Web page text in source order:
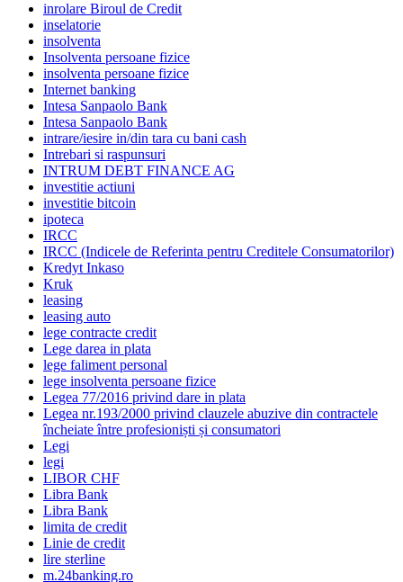
inrolare Biroul de Credit
inselatorie
insolventa
Insolventa persoane fizice
insolventa persoane fizice
Internet banking
Intesa Sanpaolo Bank
Intesa Sanpaolo Bank
intrare/iesire in/din tara cu bani cash
Intrebari si raspunsuri
INTRUM DEBT FINANCE AG
investitie actiuni
investitie bitcoin
ipoteca
IRCC
IRCC (Indicele de Referinta pentru Creditele Consumatorilor)
Kredyt Inkaso
Kruk
leasing
leasing auto
lege contracte credit
Lege darea in plata
lege faliment personal
lege insolventa persoane fizice
Legea 77/2016 privind dare in plata
Legea nr.193/2000 privind clauzele abuzive din contractele
încheiate între profesioniști și consumatori
Legi
legi
LIBOR CHF
Libra Bank
Libra Bank
limita de credit
Linie de credit
lire sterline
m.24banking.ro